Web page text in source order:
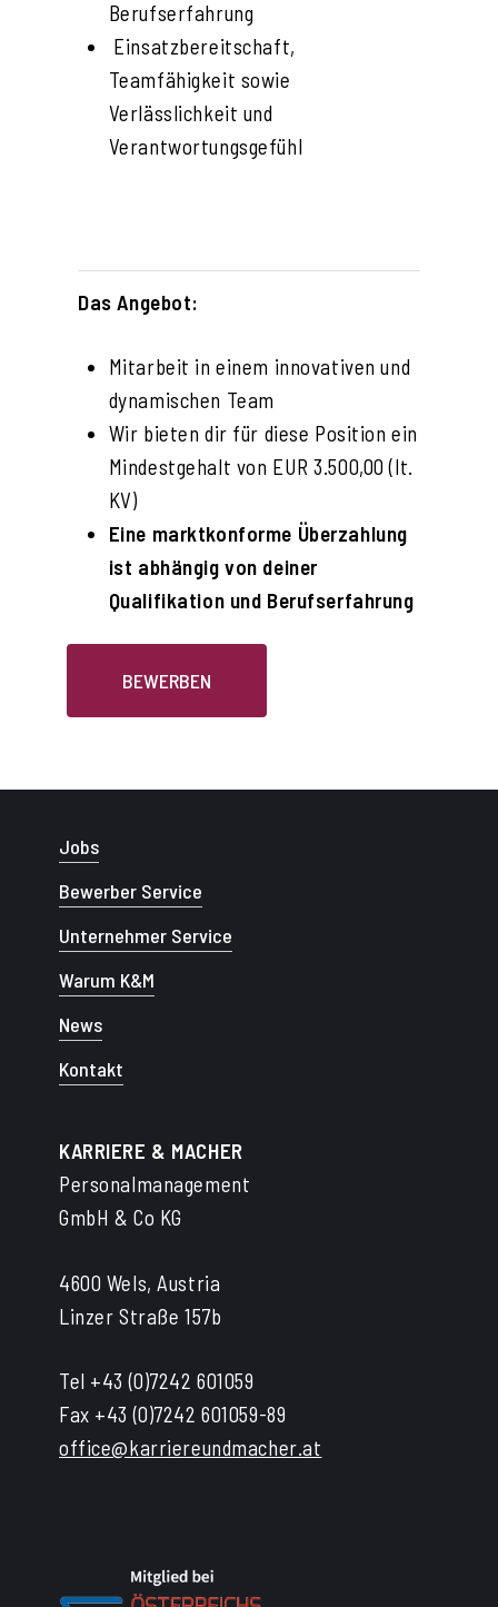
Berufserfahrung
Einsatzbereitschaft,
Teamfähigkeit sowie
Verlässlichkeit und
Verantwortungsgefühl
Das Angebot:
Mitarbeit in einem innovativen und
dynamischen Team
Wir bieten dir für diese Position ein
Mindestgehalt von EUR 3.500,00 (lt.
KV)
Eine marktkonforme Überzahlung
ist abhängig von deiner
Qualifikation und Berufserfahrung
BEWERBEN
Jobs
Bewerber Service
Unternehmer Service
Warum K&M
News
Kontakt
KARRIERE & MACHER
Personalmanagement
GmbH & Co KG
4600 Wels, Austria
Linzer Straße 157b
Tel +43 (0)7242 601059
Fax +43 (0)7242 601059-89
office@karriereundmacher.at